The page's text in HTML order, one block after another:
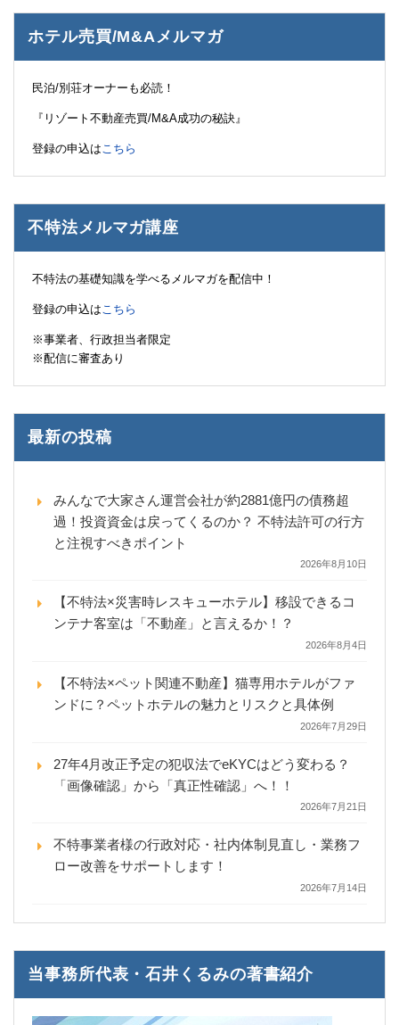
ホテル売買/M&Aメルマガ
民泊/別荘オーナーも必読！
『リゾート不動産売買/M&A成功の秘訣』
登録の申込は こちら
不特法メルマガ講座
不特法の基礎知識を学べるメルマガを配信中！
登録の申込は こちら
※事業者、行政担当者限定
※配信に審査あり
最新の投稿
みんなで大家さん運営会社が約2881億円の債務超
過！投資資金は戻ってくるのか？ 不特法許可の行方
と注視すべきポイント
2026年8月10日
【不特法×災害時レスキューホテル】移設できるコ
ンテナ客室は「不動産」と言えるか！？
2026年8月4日
【不特法×ペット関連不動産】猫専用ホテルがファ
ンドに？ペットホテルの魅力とリスクと具体例
2026年7月29日
27年4月改正予定の犯収法でeKYCはどう変わる？
「画像確認」から「真正性確認」へ！！
2026年7月21日
不特事業者様の行政対応・社内体制見直し・業務フ
ロー改善をサポートします！
2026年7月14日
当事務所代表・石井くるみの著書紹介